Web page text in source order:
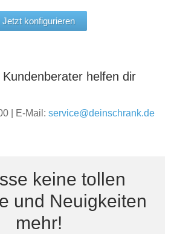
Jetzt konfigurieren
helfen dir
| E-Mail: service@deinschrank.de
keine tollen
und Neuigkeiten
mehr!